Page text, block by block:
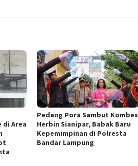
di Area
Pedang Pora Sambut Kombes
Herbin Sianipar, Babak Baru
Kepemimpinan di Polresta
Bandar Lampung